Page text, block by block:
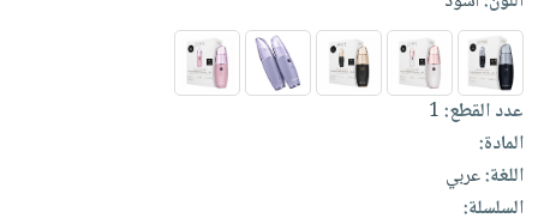
العناية
بالأسنان
الحمية
والتغذية
أدوات
المائدة
الأوعية
والتخزين
أدوات
المطبخ
الأكثر
مبيعاً
العودة
للمدارس
اكسسوارات
كتب
شحن
مجاني
بنود
مختارةاشتراكات
كلبحث
عدد القطع:1
المادة:
اللغة:عربي
السلسلة: